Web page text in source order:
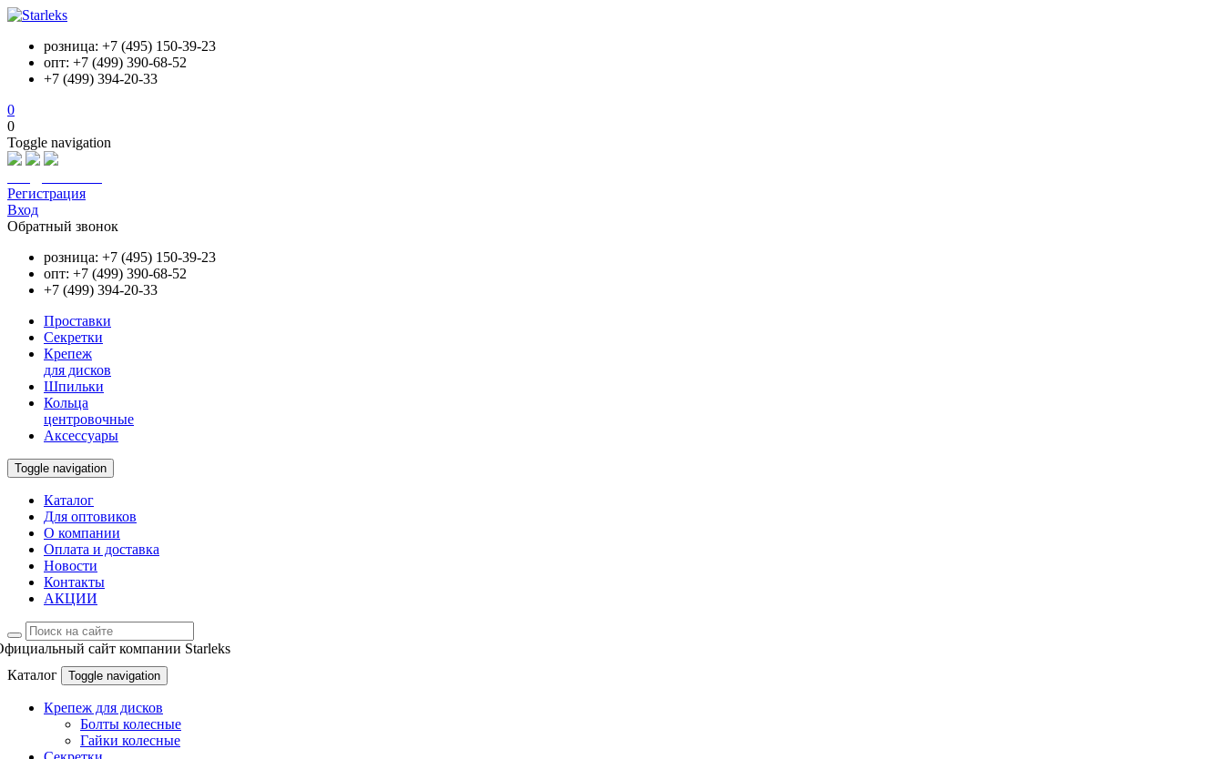
розница: +7 (495) 150-39-23
опт: +7 (499) 390-68-52
+7 (499) 394-20-33
0
0
Toggle navigation
Регистрация
Вход
Обратный звонок
розница: +7 (495) 150-39-23
опт: +7 (499) 390-68-52
+7 (499) 394-20-33
Проставки
Секретки
Крепеж
для дисков
Шпильки
Кольца
центровочные
Аксессуары
Toggle navigation
Каталог
Для оптовиков
О компании
Оплата и доставка
Новости
Контакты
АКЦИИ
сайт компании Starleks
Каталог
Toggle navigation
Крепеж для дисков
Болты колесные
Гайки колесные